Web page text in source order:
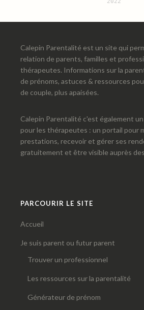
2022
Calepin Parentalité est un site qui
relation de parents, familles et
thérapeutes. Informations sur la
de prénoms, astuces & ressources
de couple, plus apaisées.
Calepin Parentalité c'est également
pour les thérapeutes : un portail pour
prestations, recevoir et gérer ses
gratuitement et être visible auprès
PARCOURIR LE SITE
Accueil
Je suis parent ou futur parent
Trouver un professionnel
Les ressources sur la parentalité
Générateur de prénom